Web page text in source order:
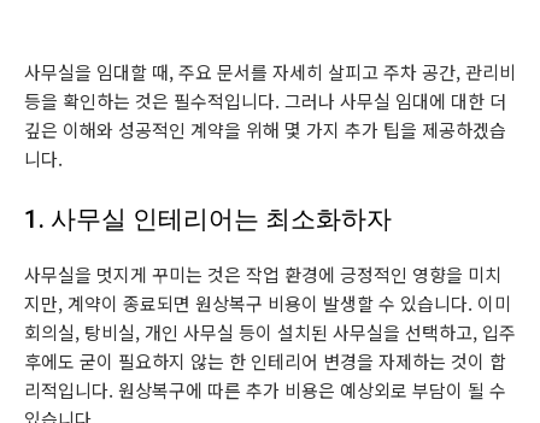
사무실을 임대할 때, 주요 문서를 자세히 살피고 주차 공간, 관리비
등을 확인하는 것은 필수적입니다. 그러나 사무실 임대에 대한 더
깊은 이해와 성공적인 계약을 위해 몇 가지 추가 팁을 제공하겠습
니다.
1. 사무실 인테리어는 최소화하자
사무실을 멋지게 꾸미는 것은 작업 환경에 긍정적인 영향을 미치
지만, 계약이 종료되면 원상복구 비용이 발생할 수 있습니다. 이미
회의실, 탕비실, 개인 사무실 등이 설치된 사무실을 선택하고, 입주
후에도 굳이 필요하지 않는 한 인테리어 변경을 자제하는 것이 합
리적입니다. 원상복구에 따른 추가 비용은 예상외로 부담이 될 수